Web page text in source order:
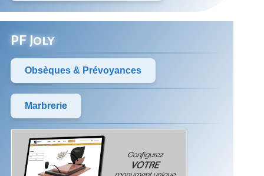
PF Joly
Obsèques & Prévoyances
Marbrerie